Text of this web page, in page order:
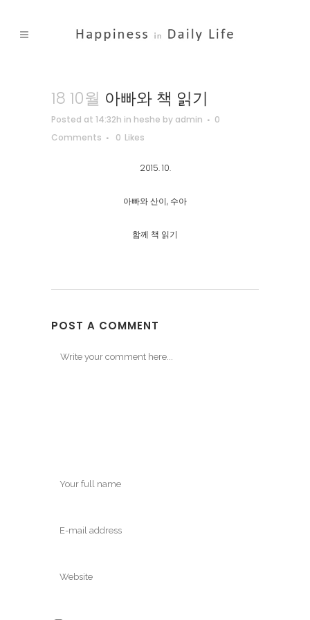
18 10월 아빠와 책 읽기
Posted at 14:32h in heshe by admin
0
Comments
0 Likes
2015. 10.
아빠와 산이, 수아
함께 책 읽기
POST A COMMENT